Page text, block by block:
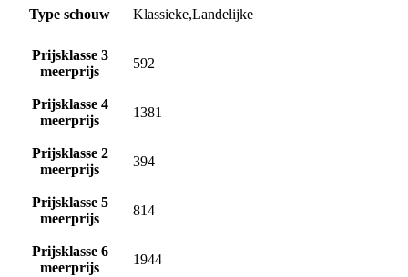
Type schouw Klassieke,Landelijke
Prijsklasse 3
meerprijs
592
Prijsklasse 4
meerprijs
1381
Prijsklasse 2
meerprijs
394
Prijsklasse 5
meerprijs
814
Prijsklasse 6
meerprijs
1944